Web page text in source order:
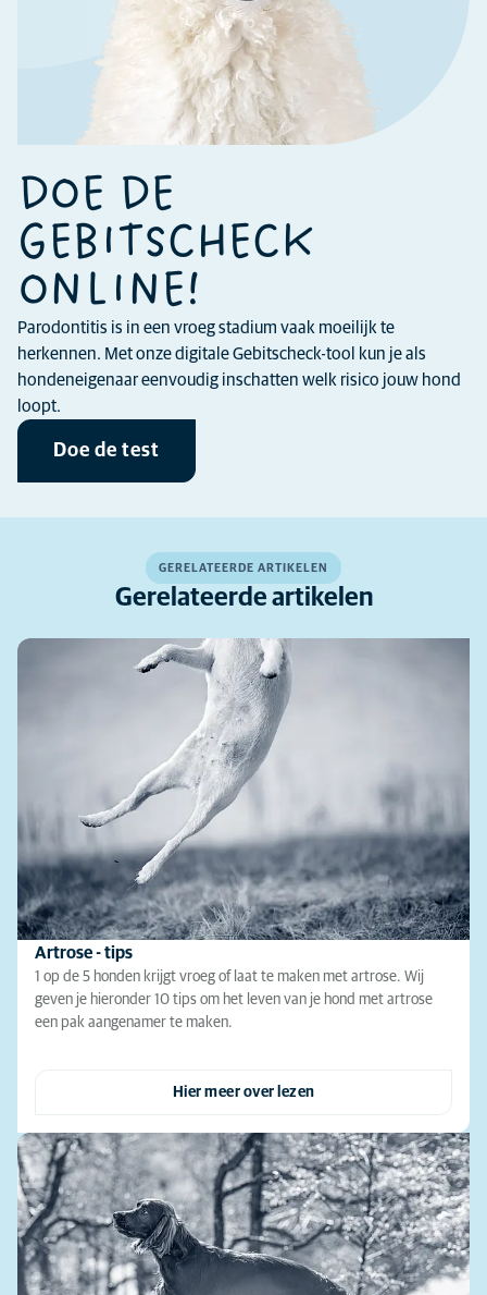
DOE DE
GEBITSCHECK
ONLINE!
Parodontitis is in een vroeg stadium vaak moeilijk te
herkennen. Met onze digitale Gebitscheck-tool kun je als
hondeneigenaar eenvoudig inschatten welk risico jouw hond
loopt.
Doe de test
GERELATEERDE ARTIKELEN
Gerelateerde artikelen
Artrose - tips
1 op de 5 honden krijgt vroeg of laat te maken met artrose. Wij
geven je hieronder 10 tips om het leven van je hond met artrose
een pak aangenamer te maken.
Hier meer over lezen